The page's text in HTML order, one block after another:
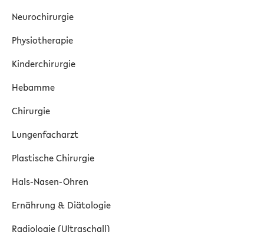
Neurochirurgie
Physiotherapie
Kinderchirurgie
Hebamme
Chirurgie
Lungenfacharzt
Plastische Chirurgie
Hals-Nasen-Ohren
Ernährung & Diätologie
Radiologie (Ultraschall)